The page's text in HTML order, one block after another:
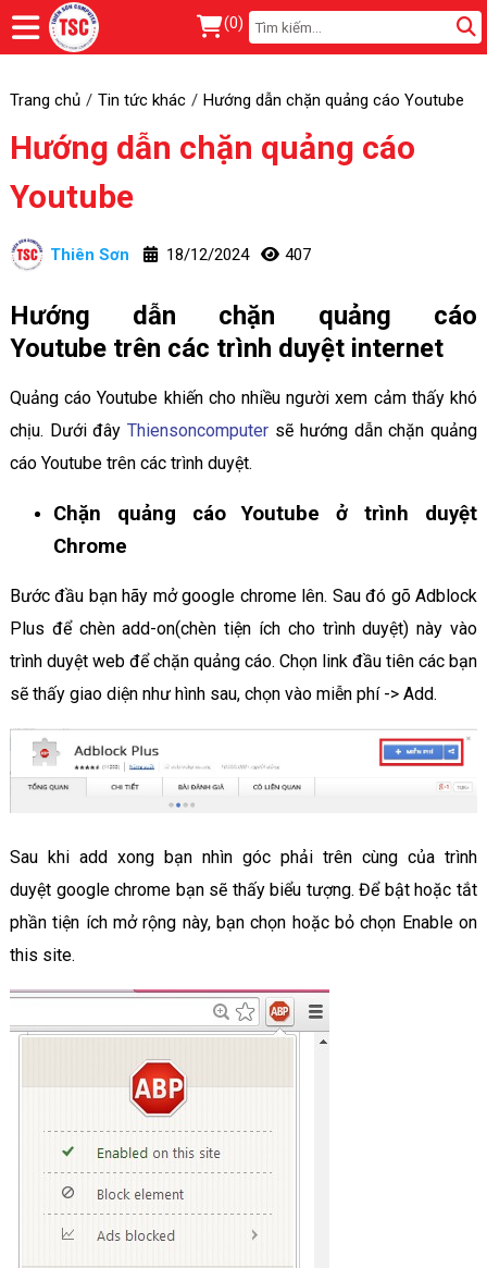
(0)
Trang chủ Tin tức khác Hướng dẫn chặn quảng cáo Youtube
Hướng dẫn chặn quảng cáo
Youtube
Thiên Sơn 18/12/2024 407
Hướng dẫn chặn quảng cáo
Youtube trên các trình duyệt internet
Quảng cáo Youtube khiến cho nhiều người xem cảm thấy khó
chịu. Dưới đâyThiensoncomputer sẽ hướng dẫn chặn quảng
cáo Youtube trên các trình duyệt.
Chặn quảng cáo Youtube ở trình duyệt
Chrome
Bước đầu bạn hãy mở google chrome lên. Sau đó gõ Adblock
Plus để chèn add-on(chèn tiện ích cho trình duyệt) này vào
trình duyệt web để chặn quảng cáo. Chọn link đầu tiên các bạn
sẽ thấy giao diện như hình sau, chọn vào miễn phí -> Add.
Sau khi add xong bạn nhìn góc phải trên cùng của trình
duyệt google chrome bạn sẽ thấy biểu tượng. Để bật hoặc tắt
phần tiện ích mở rộng này, bạn chọn hoặc bỏ chọn Enable on
this site.